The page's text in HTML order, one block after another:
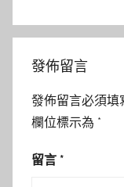
發佈留言
發佈留言必須填
欄位標示為 *
留言 *